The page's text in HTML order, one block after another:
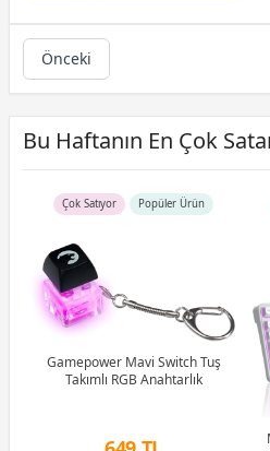
Önceki
Bu Haftanın En Çok
Çok Satıyor Popüler Ürün
Gamepower Mavi Switch Tuş
Takımlı RGB Anahtarlık